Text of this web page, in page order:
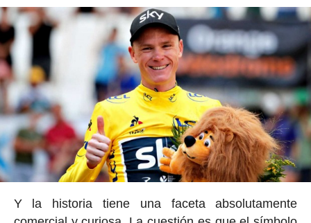
Y la historia tiene una faceta absolutamente